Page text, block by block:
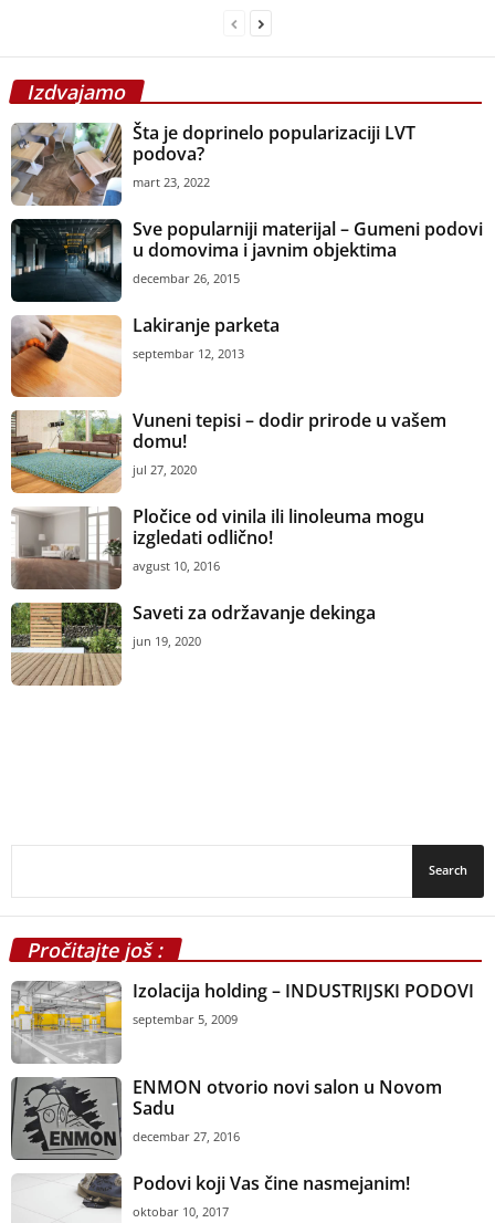
Izdvajamo
Šta je doprinelo popularizaciji LVT
podova?
mart 23, 2022
Sve popularniji materijal – Gumeni podovi
u domovima i javnim objektima
decembar 26, 2015
Lakiranje parketa
septembar 12, 2013
Vuneni tepisi – dodir prirode u vašem
domu!
jul 27, 2020
Pločice od vinila ili linoleuma mogu
izgledati odlično!
avgust 10, 2016
Saveti za održavanje dekinga
jun 19, 2020
Pročitajte još :
Izolacija holding – INDUSTRIJSKI PODOVI
septembar 5, 2009
ENMON otvorio novi salon u Novom
Sadu
decembar 27, 2016
Podovi koji Vas čine nasmejanim!
oktobar 10, 2017